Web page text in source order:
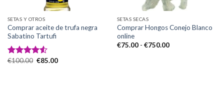
SETAS Y OTROS
Comprar aceite de trufa negra
Sabatino Tartufi
Valorado
€100.00 El
€85.00El
SETAS SECAS
Comprar Hongos Conejo Blanco
online
€75.00 - €750.00Rango